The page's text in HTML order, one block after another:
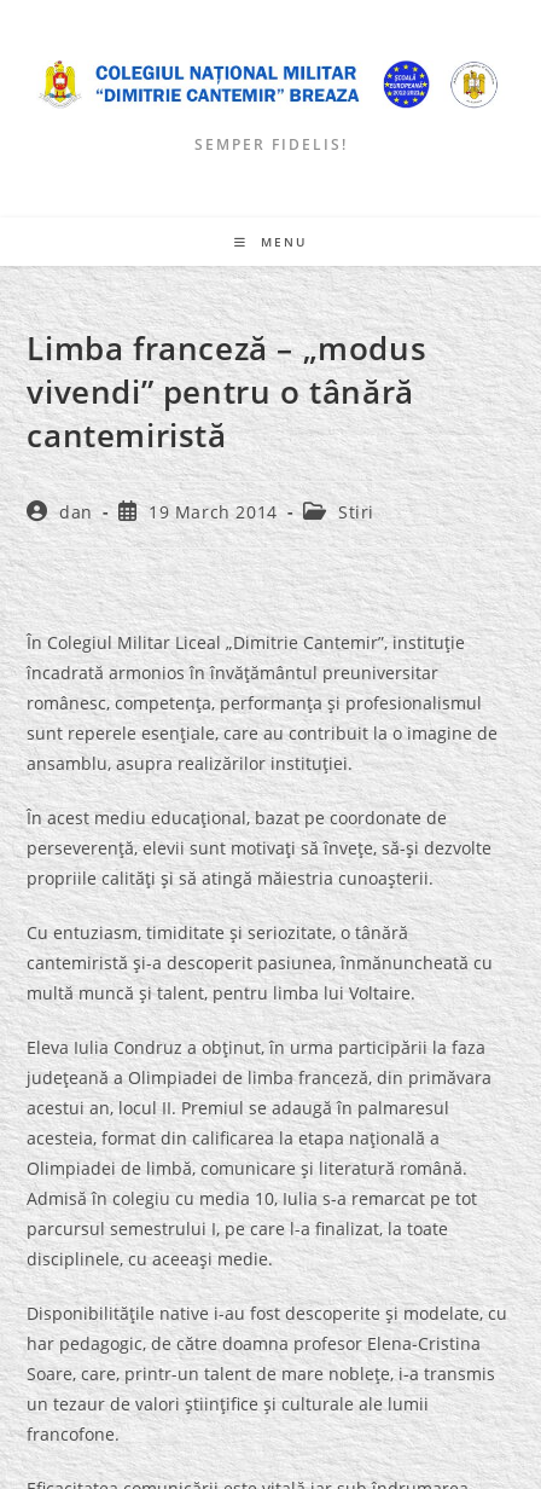
content
SEMPER FIDELIS!
MENU
Limba franceză – „modus
vivendi” pentru o tânără
cantemiristă
Post
author:
dan
Post
published:
19 March 2014
Post
category:
Stiri
În Colegiul Militar Liceal „Dimitrie Cantemir”, instituţie
încadrată armonios în învăţământul preuniversitar
românesc, competenţa, performanţa şi profesionalismul
sunt reperele esenţiale, care au contribuit la o imagine de
ansamblu, asupra realizărilor instituţiei.
În acest mediu educaţional, bazat pe coordonate de
perseverenţă, elevii sunt motivaţi să înveţe, să-şi dezvolte
propriile calităţi şi să atingă măiestria cunoaşterii.
Cu entuziasm, timiditate şi seriozitate, o tânără
cantemiristă şi-a descoperit pasiunea, înmănuncheată cu
multă muncă şi talent, pentru limba lui Voltaire.
Eleva Iulia Condruz a obţinut, în urma participării la faza
judeţeană a Olimpiadei de limba franceză, din primăvara
acestui an, locul II. Premiul se adaugă în palmaresul
acesteia, format din calificarea la etapa naţională a
Olimpiadei de limbă, comunicare şi literatură română.
Admisă în colegiu cu media 10, Iulia s-a remarcat pe tot
parcursul semestrului I, pe care l-a finalizat, la toate
disciplinele, cu aceeaşi medie.
Disponibilităţile native i-au fost descoperite şi modelate, cu
har pedagogic, de către doamna profesor Elena-Cristina
Soare, care, printr-un talent de mare nobleţe, i-a transmis
un tezaur de valori ştiinţifice şi culturale ale lumii
francofone.